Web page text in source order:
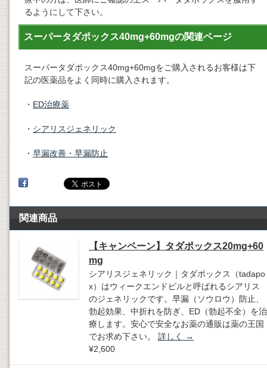
るようにして下さい。
スーパータダポックス40mg+60mgの関連ページ
スーパータダポックス40mg+60mgをご購入されるお客様は下
記の医薬品をよく同時に購入されます。
・ ED治療薬
・ シアリスジェネリック
・ 早漏改善・早漏防止
関連商品
【キャンペーン】タダポックス20mg+60
mg
シアリスジェネリック｜タダポックス（tadapo
x）はウィークエンドピルと呼ばれるシアリス
のジェネリックです。早漏（ソウロウ）防止、
勃起効果、中折れを防ぎ、ED（勃起不全）を治
療します。安心で安全なお薬の通販は薬の王国
でお求め下さい。 詳しく
→
¥2,600